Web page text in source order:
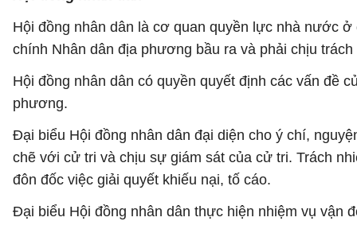
Hội đồng nhân dân là cơ quan quyền lực nhà nước
chính Nhân dân địa phương bầu ra và phải chịu
Hội đồng nhân dân có quyền quyết định các vấn đề
phương.
Đại biểu Hội đồng nhân dân đại diện cho ý chí,
chẽ với cử tri và chịu sự giám sát của cử tri. Trách
đôn đốc việc giải quyết khiếu nại, tố cáo.
Đại biểu Hội đồng nhân dân thực hiện nhiệm vụ vận